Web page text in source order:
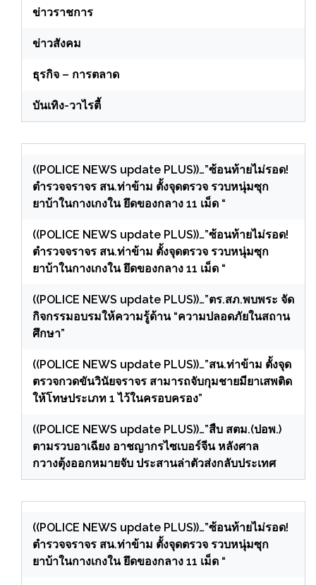
ข่าวราชการ
ข่าวสังคม
ธุรกิจ – การตลาด
บันเทิง-วาไรตี้
((POLICE NEWS update PLUS))…”ซ้อนท้ายไม่รอด!
ตำรวจจราจร สน.ท่าข้าม ตั้งจุดตรวจ รวบหนุ่มซุก
ยาบ้าในกางเกงใน ยึดของกลาง 11 เม็ด “
((POLICE NEWS update PLUS))…”ซ้อนท้ายไม่รอด!
ตำรวจจราจร สน.ท่าข้าม ตั้งจุดตรวจ รวบหนุ่มซุก
ยาบ้าในกางเกงใน ยึดของกลาง 11 เม็ด “
((POLICE NEWS update PLUS))…”ตร.สภ.พบพระ จัด
กิจกรรมอบรมให้ความรู้ด้าน “ความปลอดภัยในสถาน
ศึกษา”
((POLICE NEWS update PLUS))…”สน.ท่าข้าม ตั้งจุด
ตรวจกวดขันวินัยจราจร สามารถจับกุมชายมียาเสพติด
ให้โทษประเภท 1 ไว้ในครอบครอง”
((POLICE NEWS update PLUS))…”สืบ สตม.(ปอพ.)
ตามรวบอาเฉียง อาชญากรไซเบอร์จีน หลังศาล
กวางตุ้งออกหมายจับ ประสานล่าตัวส่งกลับประเทศ
((POLICE NEWS update PLUS))…”ซ้อนท้ายไม่รอด!
ตำรวจจราจร สน.ท่าข้าม ตั้งจุดตรวจ รวบหนุ่มซุก
ยาบ้าในกางเกงใน ยึดของกลาง 11 เม็ด “